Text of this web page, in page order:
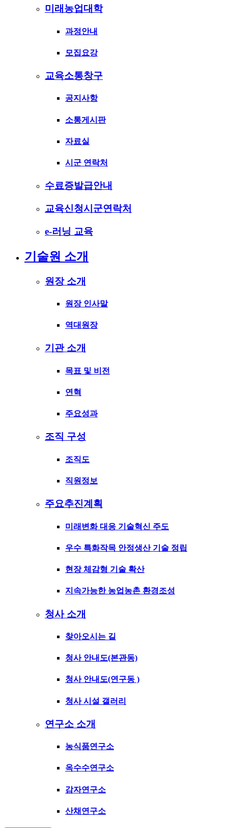
미래농업대학
과정안내
모집요강
교육소통창구
공지사항
소통게시판
자료실
시군 연락처
수료증발급안내
교육신청시군연락처
e-러닝 교육
기술원 소개
원장 소개
원장 인사말
역대원장
기관 소개
목표 및 비전
연혁
주요성과
조직 구성
조직도
직원정보
주요추진계획
미래변화 대응 기술혁신 주도
우수 특화작목 안정생산 기술 정립
현장 체감형 기술 확산
지속가능한 농업농촌 환경조성
청사 소개
찾아오시는 길
청사 안내도(본관동)
청사 안내도(연구동 )
청사 시설 갤러리
연구소 소개
농식품연구소
옥수수연구소
감자연구소
산채연구소